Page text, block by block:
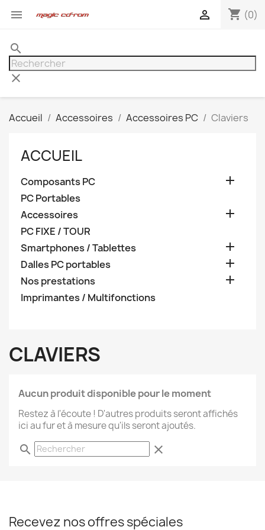
 shopping_cart (0)

search
clear
Accueil Accessoires Accessoires PC Claviers
ACCUEIL
Composants PC 
PC Portables
Accessoires

PC FIXE / TOUR
Smartphones / Tablettes

Dalles PC portables 
Nos prestations 
Imprimantes / Multifonctions
CLAVIERS
Aucun produit disponible pour le moment
Restez à l'écoute ! D'autres produits seront affichés
ici au fur et à mesure qu'ils seront ajoutés.
search clear
Recevez nos offres spéciales